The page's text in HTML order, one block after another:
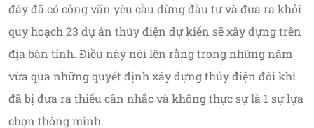
đây đã có công văn yêu cầu dừng đầu tư và đưa ra khỏi
quy hoạch 23 dự án thủy điện dự kiến sẽ xây dựng trên
địa bàn tỉnh. Điều này nói lên rằng trong những năm
vừa qua những quyết định xây dựng thủy điện đôi khi
đã bị đưa ra thiếu cân nhắc và không thực sự là 1 sự lựa
chọn thông minh.